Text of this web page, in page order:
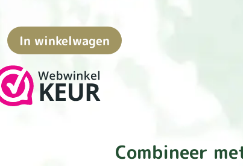
In winkelwagen
Combineer